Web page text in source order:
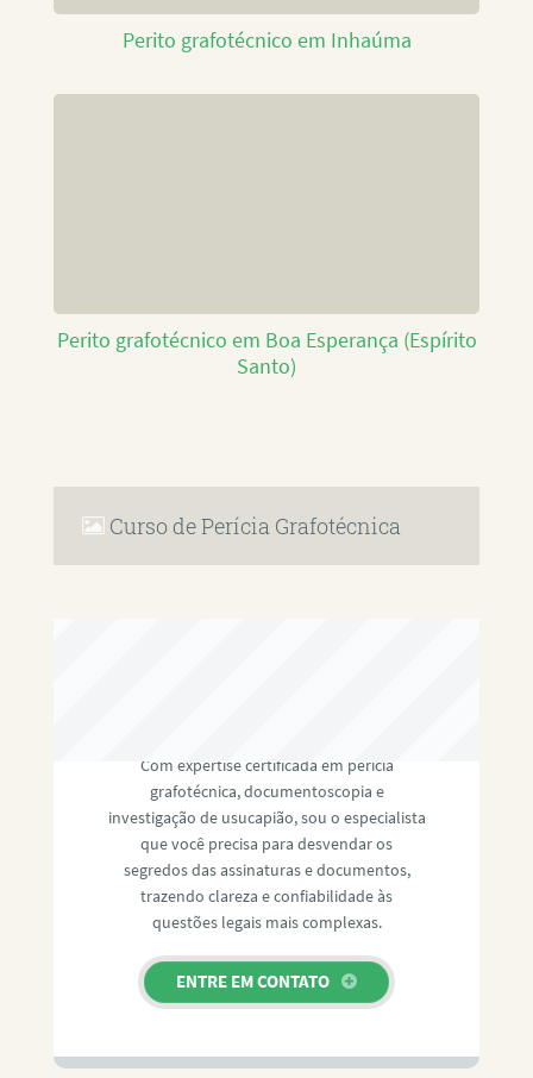
Perito grafotécnico em Inhaúma
Perito grafotécnico em Boa Esperança (Espírito
Santo)
Curso de Perícia Grafotécnica
Com expertise certificada em perícia
grafotécnica, documentoscopia e
investigação de usucapião, sou o especialista
que você precisa para desvendar os
segredos das assinaturas e documentos,
trazendo clareza e confiabilidade às
questões legais mais complexas.
ENTRE EM CONTATO